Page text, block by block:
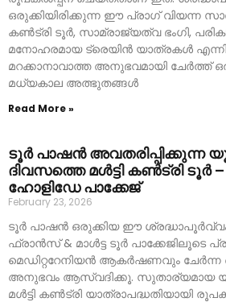
ഒരുക്കിയിരിക്കുന്ന ഈ പ്രാഗ് വിയന്ന
കൺട്രി ടൂർ, സാമ്രാജ്യത്വ ഭംഗി,
മനോഹരമായ ട്രെയിൻ യാത്രകൾ
മറക്കാനാവാത്ത അനുഭവമായി ചേർത്ത്
മധ്യകാല അത്ഭുതങ്ങൾ
Read More »
ടൂർ പാഷൻ അവതരിപ്പിക്കുന്ന
ദിവസത്തെ മൾട്ടി കൺട്രി ടൂർ –
ഹോളിഡേ പാക്കേജ്
February 23, 2026
ടൂർ പാഷൻ ഒരുക്കിയ ഈ
ഫ്രാൻസ് & മാൾട്ട ടൂർ പാക്കേജിലൂടെ
മെഡിറ്ററേനിയൻ ആകർഷണവും
അനുഭവം ആസ്വദിക്കൂ. സുതാര്യമായ
മൾട്ടി കൺട്രി യാത്രാപദ്ധതിയായി